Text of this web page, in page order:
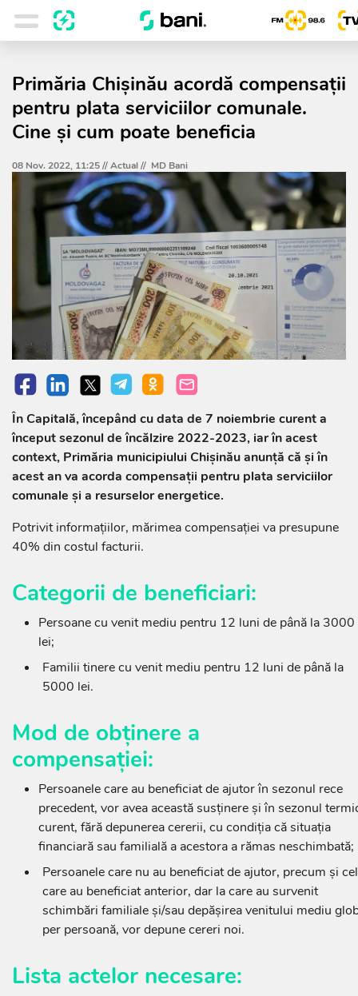
Primăria Chișinău acordă compensații
pentru plata serviciilor comunale.
Cine și cum poate beneficia
08 Nov. 2022, 11:25 //Actual// MD Bani
În Capitală, începând cu data de 7 noiembrie curent a
început sezonul de încălzire 2022-2023, iar în acest
context, Primăria municipiului Chișinău anunță că și în
acest an va acorda compensații pentru plata serviciilor
comunale și a resurselor energetice.
Potrivit informațiilor, mărimea compensației va presupune
40% din costul facturii.
Categorii de beneficiari:
Persoane cu venit mediu pentru 12 luni de până la 3000
lei;
Familii tinere cu venit mediu pentru 12 luni de până la
5000 lei.
Mod de obținere a
compensației:
Persoanele care au beneficiat de ajutor în sezonul rece
precedent, vor avea această susținere și în sezonul
curent, fără depunerea cererii, cu condiția că situația
financiară sau familială a acestora a rămas neschimbată;
Persoanele care nu au beneficiat de ajutor, precum și
care au beneficiat anterior, dar la care au survenit
schimbări familiale și/sau depășirea venitului mediu
per persoană, vor depune cereri noi.
Lista actelor necesare: